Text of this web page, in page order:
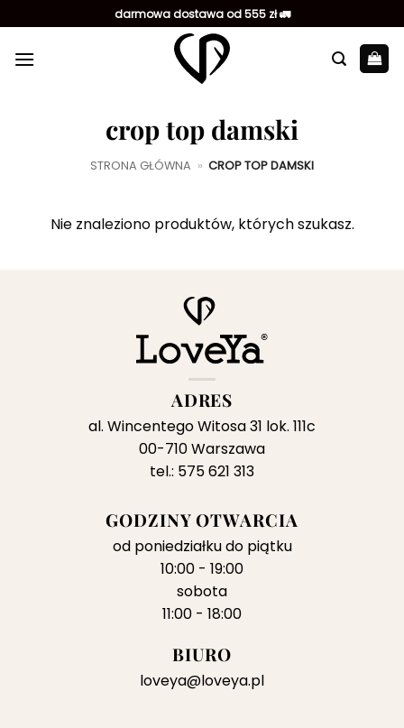
do
zawartości
darmowa dostawa od 555 zł 🚛
crop top damski
STRONA GŁÓWNA » CROP TOP DAMSKI
Nie znaleziono produktów, których szukasz.
ADRES
al. Wincentego Witosa 31 lok. 111c
00-710 Warszawa
tel.: 575 621 313
GODZINY OTWARCIA
od poniedziałku do piątku
10:00 - 19:00
sobota
11:00 - 18:00
BIURO
loveya@loveya.pl